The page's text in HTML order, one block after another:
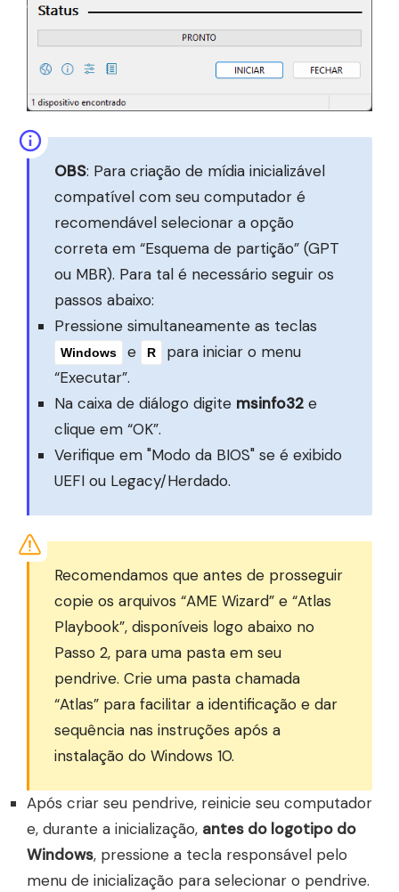
OBS: Para criação de mídia inicializável
compatível com seu computador é
recomendável selecionar a opção
correta em “Esquema de partição” (GPT
ou MBR). Para tal é necessário seguir os
passos abaixo:
Pressione simultaneamente as teclas
Windows e R
para iniciar o menu
“Executar”.
Na caixa de diálogo digite msinfo32 e
clique em “OK”.
Verifique em "Modo da BIOS" se é exibido
UEFI ou Legacy/Herdado.
Recomendamos que antes de prosseguir
copie os arquivos “AME Wizard” e “Atlas
Playbook”, disponíveis logo abaixo no
Passo 2, para uma pasta em seu
pendrive. Crie uma pasta chamada
“Atlas” para facilitar a identificação e dar
sequência nas instruções após a
instalação do Windows 10.
Após criar seu pendrive, reinicie seu computador
e, durante a inicialização, antes do logotipo do
Windows, pressione a tecla responsável pelo
menu de inicialização para selecionar o pendrive.